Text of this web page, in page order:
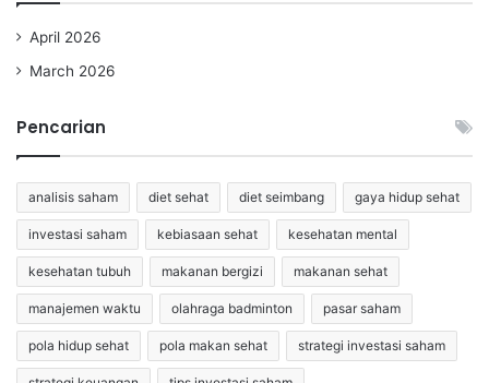
April 2026
March 2026
Pencarian
analisis saham diet sehat diet seimbang gaya hidup sehat
investasi saham kebiasaan sehat kesehatan mental
kesehatan tubuh makanan bergizi makanan sehat
manajemen waktu olahraga badminton pasar saham
pola hidup sehat pola makan sehat strategi investasi saham